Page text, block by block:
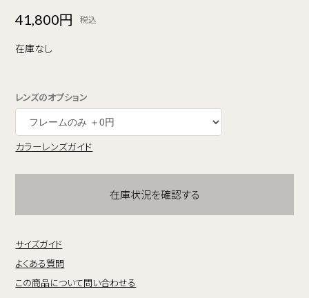
41,800円 税込
在庫なし
レンズのオプション
カラーレンズガイド
在庫状況を確認する
サイズガイド
よくある質問
この商品について問い合わせる